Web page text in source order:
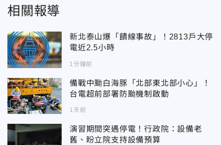
相關報導
新北泰山爆「饋線事故」！2813戶大停
電近2.5小時
1分鐘前
備戰中颱白海豚「北部東北部小心」！
台電超前部署防颱機制啟動
1天前
演習期間突遇停電！行政院：設備老
舊、盼立院支持設備預算